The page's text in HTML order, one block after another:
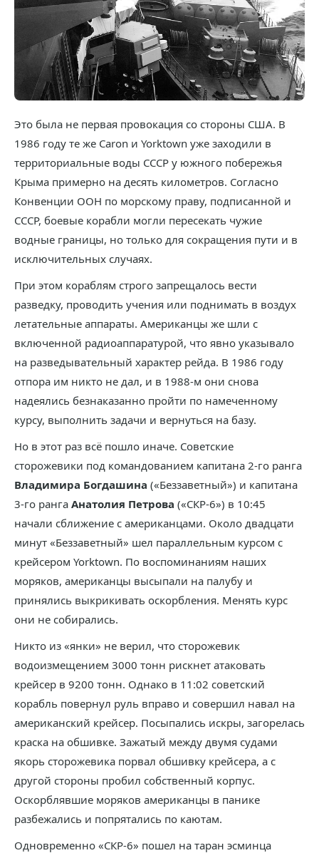
Это была не первая провокация со стороны США. В
1986 году те же Caron и Yorktown уже заходили в
территориальные воды СССР у южного побережья
Крыма примерно на десять километров. Согласно
Конвенции ООН по морскому праву, подписанной и
СССР, боевые корабли могли пересекать чужие
водные границы, но только для сокращения пути и в
исключительных случаях.
При этом кораблям строго запрещалось вести
разведку, проводить учения или поднимать в воздух
летательные аппараты. Американцы же шли с
включенной радиоаппаратурой, что явно указывало
на разведывательный характер рейда. В 1986 году
отпора им никто не дал, и в 1988-м они снова
надеялись безнаказанно пройти по намеченному
курсу, выполнить задачи и вернуться на базу.
Но в этот раз всё пошло иначе. Советские
сторожевики под командованием капитана 2-го ранга
Владимира Богдашина («Беззаветный») и капитана
3-го ранга Анатолия Петрова («СКР-6») в 10:45
начали сближение с американцами. Около двадцати
минут «Беззаветный» шел параллельным курсом с
крейсером Yorktown. По воспоминаниям наших
моряков, американцы высыпали на палубу и
принялись выкрикивать оскорбления. Менять курс
они не собирались.
Никто из «янки» не верил, что сторожевик
водоизмещением 3000 тонн рискнет атаковать
крейсер в 9200 тонн. Однако в 11:02 советский
корабль повернул руль вправо и совершил навал на
американский крейсер. Посыпались искры, загорелась
краска на обшивке. Зажатый между двумя судами
якорь сторожевика порвал обшивку крейсера, а с
другой стороны пробил собственный корпус.
Оскорблявшие моряков американцы в панике
разбежались и попрятались по каютам.
Одновременно «СКР-6» пошел на таран эсминца